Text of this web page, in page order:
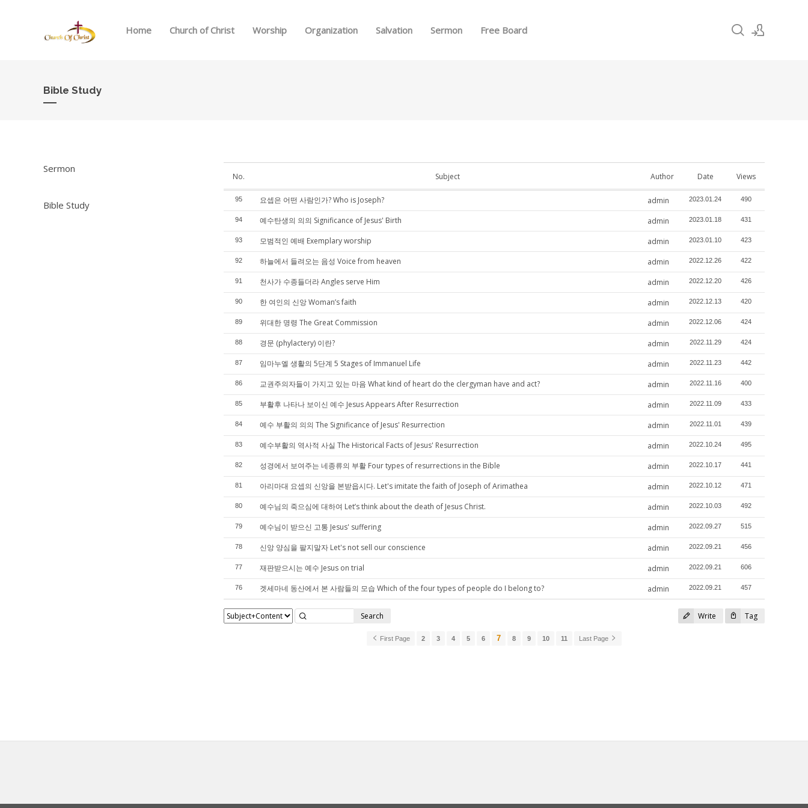
Home Church of Christ Worship Organization Salvation Sermon Free Board
Bible Study
Sermon
Bible Study
No. Subject Author Date Views
95 요셉은 어떤 사람인가? Who is Joseph? admin 2023.01.24 490
94 예수탄생의 의의 Significance of Jesus' Birth admin 2023.01.18 431
93 모범적인 예배 Exemplary worship admin 2023.01.10 423
92 하늘에서 들려오는 음성 Voice from heaven admin 2022.12.26 422
91 천사가 수종들더라 Angles serve Him admin 2022.12.20 426
90 한 여인의 신앙 Woman’s faith admin 2022.12.13 420
89 위대한 명령 The Great Commission admin 2022.12.06 424
88 경문 (phylactery) 이란? admin 2022.11.29 424
87 임마누엘 생활의 5단계 5 Stages of Immanuel Life admin 2022.11.23 442
86 교권주의자들이 가지고 있는 마음 What kind of heart do the clergyman have and act? admin 2022.11.16 400
85 부활후 나타나 보이신 예수 Jesus Appears After Resurrection admin 2022.11.09 433
84 예수 부활의 의의 The Significance of Jesus' Resurrection admin 2022.11.01 439
83 예수부활의 역사적 사실 The Historical Facts of Jesus' Resurrection admin 2022.10.24 495
82 성경에서 보여주는 네종류의 부활 Four types of resurrections in the Bible admin 2022.10.17 441
81 아리마대 요셉의 신앙을 본받읍시다. Let's imitate the faith of Joseph of Arimathea admin 2022.10.12 471
80 예수님의 죽으심에 대하여 Let’s think about the death of Jesus Christ. admin 2022.10.03 492
79 예수님이 받으신 고통 Jesus' suffering admin 2022.09.27 515
78 신앙 양심을 팔지말자 Let's not sell our conscience admin 2022.09.21 456
77 재판받으시는 예수 Jesus on trial admin 2022.09.21 606
76 겟세마네 동산에서 본 사람들의 모습 Which of the four types of people do I belong to? admin 2022.09.21 457
Write Tag
Search
First Page 2 3 4 5 6 7 8 9 10 11 Last Page